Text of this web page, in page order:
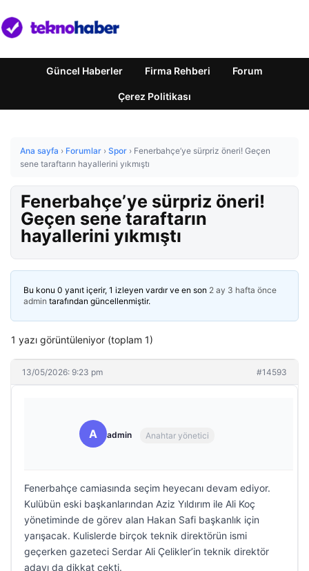
Güncel Haberler Firma Rehberi Forum
Çerez Politikası
Ana sayfa › Forumlar › Spor › Fenerbahçe’ye sürpriz öneri! Geçen
sene taraftarın hayallerini yıkmıştı
Fenerbahçe’ye sürpriz öneri!
Geçen sene taraftarın
hayallerini yıkmıştı
Bu konu 0 yanıt içerir, 1 izleyen vardır ve en son 2 ay 3 hafta önce
admin tarafından güncellenmiştir.
1 yazı görüntüleniyor (toplam 1)
13/05/2026: 9:23 pm #14593
A admin Anahtar yönetici
Fenerbahçe camiasında seçim heyecanı devam ediyor.
Kulübün eski başkanlarından Aziz Yıldırım ile Ali Koç
yönetiminde de görev alan Hakan Safi başkanlık için
yarışacak. Kulislerde birçok teknik direktörün ismi
geçerken gazeteci Serdar Ali Çelikler’in teknik direktör
adayı da dikkat çekti.